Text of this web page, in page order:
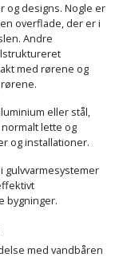
og designs. Nogle er
overflade, der er i
Andre
med rørene og
eller stål,
lette og
og installationer.
gulvvarmesystemer
bygninger.
med vandbåren